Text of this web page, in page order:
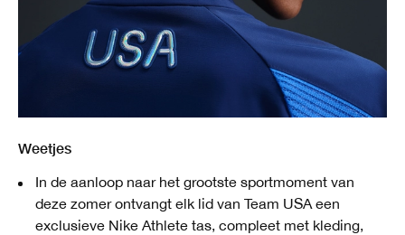
Weetjes
In de aanloop naar het grootste sportmoment van
deze zomer ontvangt elk lid van Team USA een
exclusieve Nike Athlete tas, compleet met kleding,